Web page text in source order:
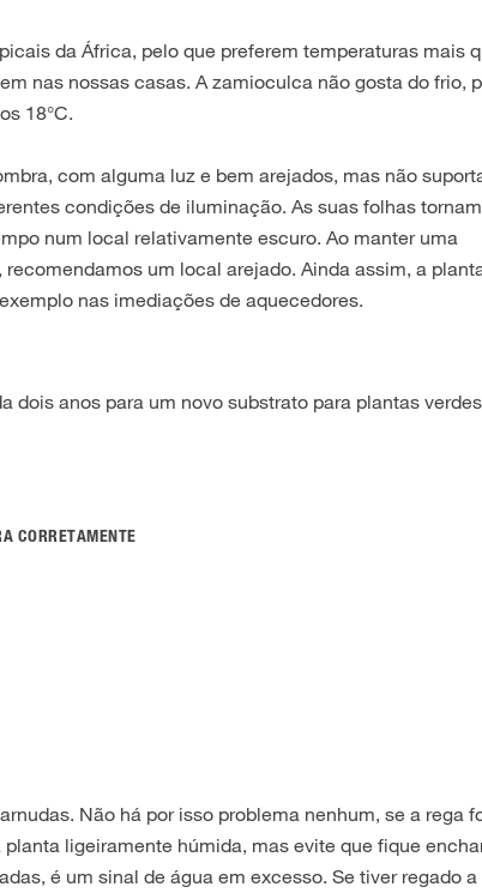
da África, pelo que preferem temperaturas mais
nas nossas casas. A zamioculca não gosta do frio,
18°C.
com alguma luz e bem arejados, mas não
condições de iluminação. As suas folhas
num local relativamente escuro. Ao manter uma
um local arejado. Ainda assim, a
nas imediações de aquecedores.
dois anos para um novo substrato para plantas
CORRETAMENTE
Não há por isso problema nenhum, se a rega
ligeiramente húmida, mas evite que fique
é um sinal de água em excesso. Se tiver regado